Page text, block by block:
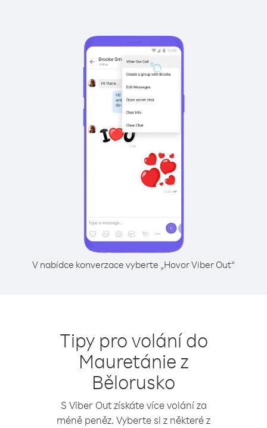
V nabídce konverzace vyberte „Hovor Viber Out“
Tipy pro volání do
Mauretánie z
Bělorusko
S Viber Out získáte více volání za
méně peněz. Vyberte si z některé z